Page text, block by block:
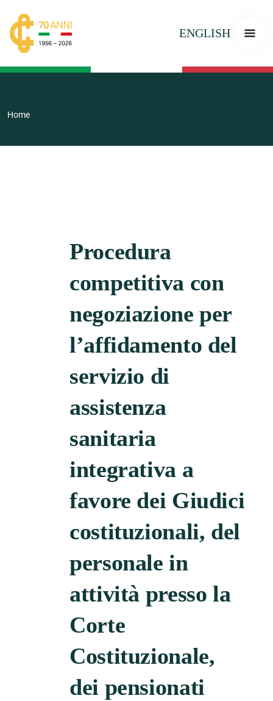
ENGLISH
Home
Procedura
competitiva con
negoziazione per
l’affidamento del
servizio di
assistenza
sanitaria
integrativa a
favore dei Giudici
costituzionali, del
personale in
attività presso la
Corte
Costituzionale,
dei pensionati